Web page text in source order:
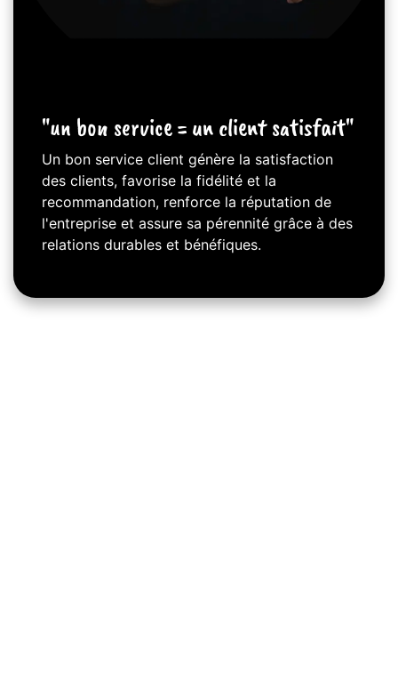
"un bon service = un client satisfait"
Un bon service client génère la satisfaction
des clients, favorise la fidélité et la
recommandation, renforce la réputation de
l'entreprise et assure sa pérennité grâce à des
relations durables et bénéfiques.